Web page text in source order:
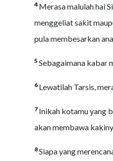
4 Merasa malulah hai
menggeliat sakit
pula membesarkan
5 Sebagaimana kabar
6 Lewatilah Tarsis,
7 Inikah kotamu yang
akan membawa
8Siapa yang